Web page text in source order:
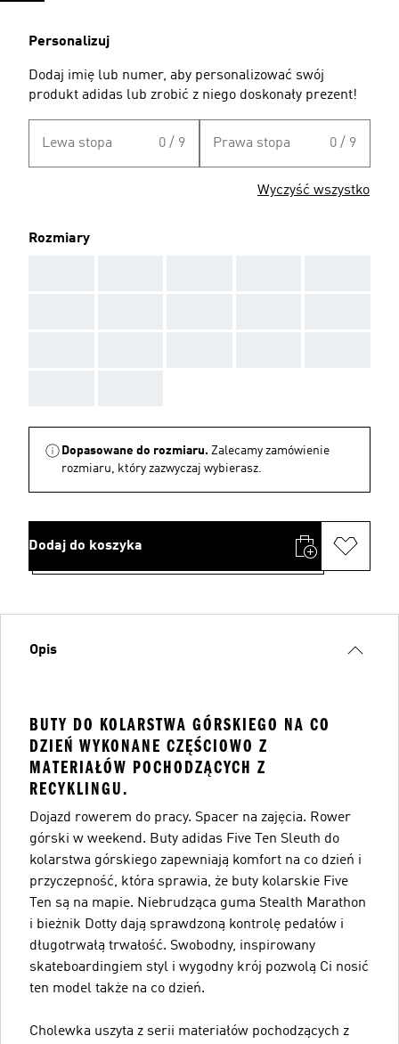
Personalizuj
Dodaj imię lub numer, aby personalizować swój
produkt adidas lub zrobić z niego doskonały prezent!
Lewa stopa 0 / 9 Prawa stopa 0 / 9
Wyczyść wszystko
Rozmiary
Dopasowane do rozmiaru. Zalecamy zamówienie
rozmiaru, który zazwyczaj wybierasz.
Dodaj do koszyka
Opis
BUTY DO KOLARSTWA GÓRSKIEGO NA CO
DZIEŃ WYKONANE CZĘŚCIOWO Z
MATERIAŁÓW POCHODZĄCYCH Z
RECYKLINGU.
Dojazd rowerem do pracy. Spacer na zajęcia. Rower
górski w weekend. Buty adidas Five Ten Sleuth do
kolarstwa górskiego zapewniają komfort na co dzień i
przyczepność, która sprawia, że buty kolarskie Five
Ten są na mapie. Niebrudząca guma Stealth Marathon
i bieżnik Dotty dają sprawdzoną kontrolę pedałów i
długotrwałą trwałość. Swobodny, inspirowany
skateboardingiem styl i wygodny krój pozwolą Ci nosić
ten model także na co dzień.
Cholewka uszyta z serii materiałów pochodzących z